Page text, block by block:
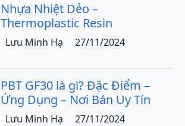
Nhựa Nhiệt Dẻo –
Thermoplastic Resin
Lưu Minh Hạ 27/11/2024
PBT GF30 là gì? Đặc Điểm –
Ứng Dụng – Nơi Bán Uy Tín
Lưu Minh Hạ 27/11/2024